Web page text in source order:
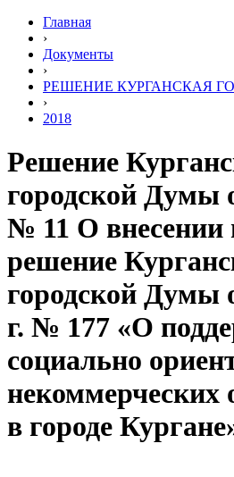
Главная
›
Документы
›
РЕШЕНИЕ КУРГАНСКАЯ
›
2018
Решение
городской Думы
№ 11 О внесении
решение
городской Думы
г. № 177 «О
социально
некоммерческих
в городе